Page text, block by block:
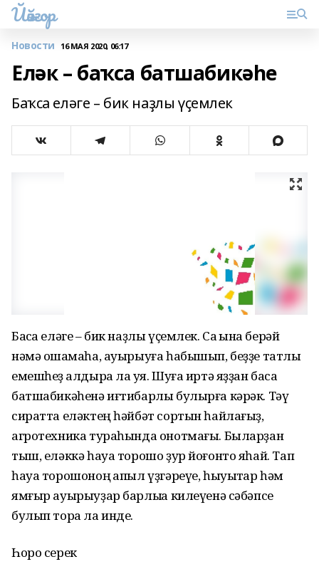
Йәйғор
Новости 16 МАЯ 2020, 06:17
Еләк – баҡса батшабикәһе
Баҡса еләге – бик наҙлы үҫемлек
Баҡса еләге – бик наҙлы үҫемлек. Саҡ ҡына берәй
нәмә оҡшамаһа, ауырыуға һабышып, беҙҙе татлы
емешһеҙ ҡалдыра ла ҡуя. Шуға иртә яҙҙан баҡса
батшабикәһенә иғтибарлы булырға кәрәк. Тәү
сиратта еләктең һәйбәт сортын һайлағыҙ,
агротехника тураһында онотмағы. Быларҙан
тыш, еләккә һауа торошо ҙур йоғонто яһай. Тап
һауа торошоноң ҡапыл үҙгәреүе, һыуыҡтар һәм
ямғыр ауырыуҙар барлыҡҡа килеүенә сәбәпсе
булып тора ла инде.
Һоро серек